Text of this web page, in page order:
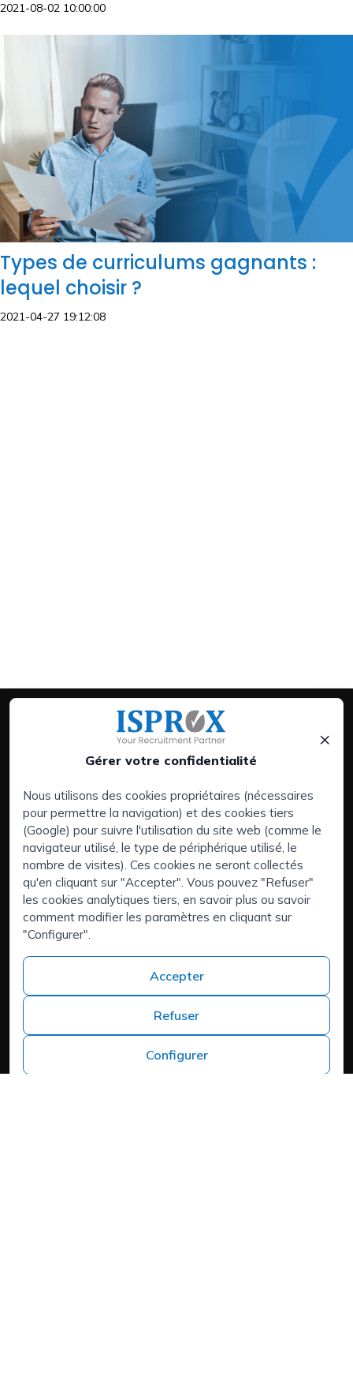
2021-08-02 10:00:00
Types de curriculums gagnants :
lequel choisir ?
2021-04-27 19:12:08
Gérer votre confidentialité
×
Nous utilisons des cookies propriétaires (nécessaires
pour permettre la navigation) et des cookies tiers
(Google) pour suivre l'utilisation du site web (comme le
navigateur utilisé, le type de périphérique utilisé, le
nombre de visites). Ces cookies ne seront collectés
qu'en cliquant sur "Accepter". Vous pouvez "Refuser"
les cookies analytiques tiers, en savoir plus ou savoir
comment modifier les paramètres en cliquant sur
"Configurer".
Accepter
Refuser
Configurer
Prestations de service:
Entreprises
Executive Search | Sélection de Dirigeants
Externalisation RH (RPO)
Zones d'intérêt:
Vous avez du talent et cherchez un nouveau défi ?
Teléfono
Headquarters
Carrer del Mas d'en Colom, 19, 25300 Tàrrega, Lleida